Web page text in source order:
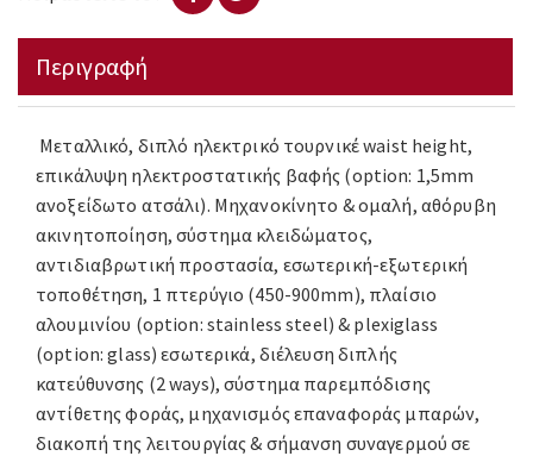
Περιγραφή
Μεταλλικό, διπλό ηλεκτρικό τουρνικέ waist height,
επικάλυψη ηλεκτροστατικής βαφής (option: 1,5mm
ανοξείδωτο ατσάλι). Mηχανοκίνητο & ομαλή, αθόρυβη
ακινητοποίηση, σύστημα κλειδώματος,
αντιδιαβρωτική προστασία, εσωτερική-εξωτερική
τοποθέτηση, 1 πτερύγιο (450-900mm), πλαίσιο
αλουμινίου (option: stainless steel) & plexiglass
(option: glass) εσωτερικά, διέλευση διπλής
κατεύθυνσης (2 ways), σύστημα παρεμπόδισης
αντίθετης φοράς, μηχανισμός επαναφοράς μπαρών,
διακοπή της λειτουργίας & σήμανση συναγερμού σε